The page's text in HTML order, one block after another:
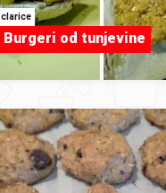
clarice
Burgeri od tunjevine